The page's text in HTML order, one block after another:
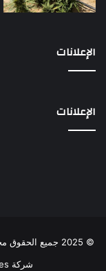
الإعلانات
الإعلانات
© 2025 جميع الحقوق محفوظة. تم تطوير موقع بوابة مصر الإخبارية من قبل
شركة ODS - Digital Business Services